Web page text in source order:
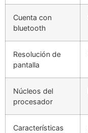
Cuenta con
bluetooth
Resolución de
pantalla
Núcleos del
procesador
Características